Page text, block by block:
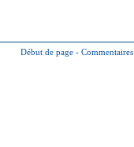
Début de page - Commentaires